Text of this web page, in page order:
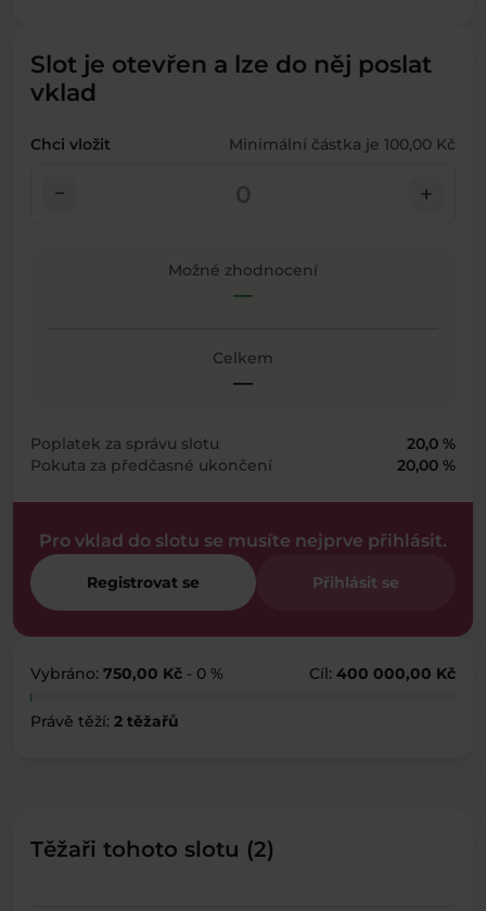
Slot je otevřen a lze do něj poslat
vklad
Chci vložit Minimální částka je 100,00 Kč
check_indeterminate_small add
Možné zhodnocení
—
Celkem
—
Poplatek za správu slotu
20,0 %
Pokuta za předčasné ukončení
20,00 %
Pro vklad do slotu se musíte nejprve přihlásit.
Registrovat se Přihlásit se
Vybráno: 750,00 Kč - 0 % Cíl: 400 000,00 Kč
Právě těží: 2 těžařů
Těžaři tohoto slotu (2)